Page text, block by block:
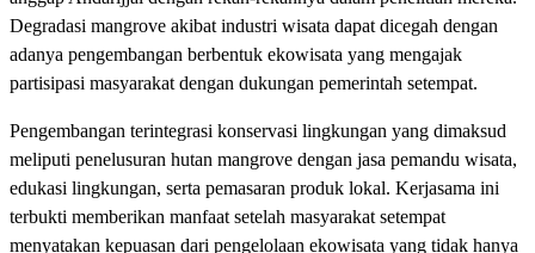
Degradasi mangrove akibat industri wisata dapat dicegah dengan
adanya pengembangan berbentuk ekowisata yang mengajak
partisipasi masyarakat dengan dukungan pemerintah setempat.
Pengembangan terintegrasi konservasi lingkungan yang dimaksud
meliputi penelusuran hutan mangrove dengan jasa pemandu wisata,
edukasi lingkungan, serta pemasaran produk lokal. Kerjasama ini
terbukti memberikan manfaat setelah masyarakat setempat
menyatakan kepuasan dari pengelolaan ekowisata yang tidak hanya